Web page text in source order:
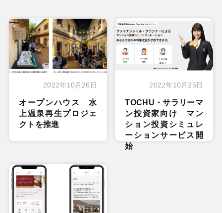
2022年10月26日
オープンハウス 水
上温泉再生プロジェ
クトを推進
2022年10月25日
TOCHU・サラリーマ
ン投資家向け マン
ション投資シミュレ
ーションサービス開
始